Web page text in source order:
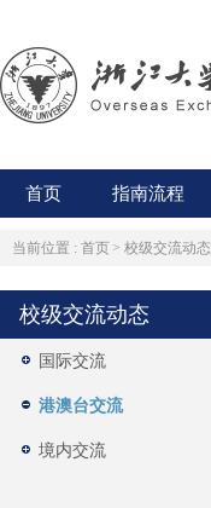
首页 指南流程
当前位置 : 首页 > 校级交流动态
校级交流动态
国际交流
港澳台交流
境内交流